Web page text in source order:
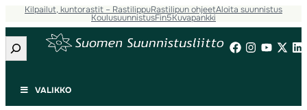
Kilpailut, kuntorastit – RastilippuRastilipun ohjeetAloita suunnistus
KoulusuunnistusFin5Kuvapankki
Etsi
VALIKKO